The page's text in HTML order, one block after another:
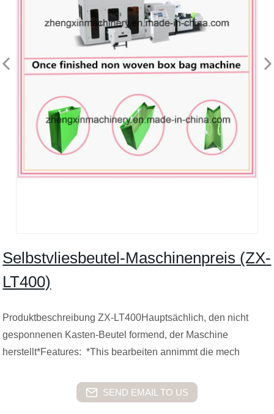
Selbstvliesbeutel-Maschinenpreis (ZX-
LT400)
Produktbeschreibung ZX-LT400Hauptsächlich, den nicht
gesponnenen Kasten-Beutel formend, der Maschine
herstellt*Features: *This bearbeiten annimmt die mech
SEND EMAIL TO US